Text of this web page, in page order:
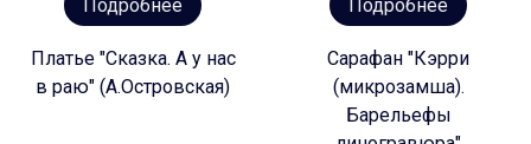
Подробнее
Платье "Сказка. А у нас
в раю" (А.Островская)
Подробнее
Сарафан "Кэрри
(микрозамша).
Барельефы